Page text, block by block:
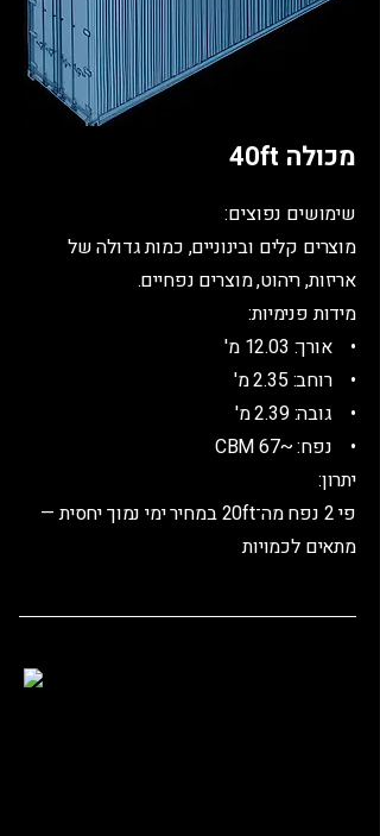
מכולה 40ft
שימושים נפוצים:
מוצרים קלים ובינוניים, כמות גדולה של
אריזות, ריהוט, מוצרים נפחיים.
מידות פנימיות:
• אורך: 12.03 מ'
• רוחב: 2.35 מ'
• גובה: 2.39 מ'
• נפח: ~67 CBM
יתרון:
פי 2 נפח מה־20ft במחיר ימי נמוך יחסית —
מתאים לכמויות